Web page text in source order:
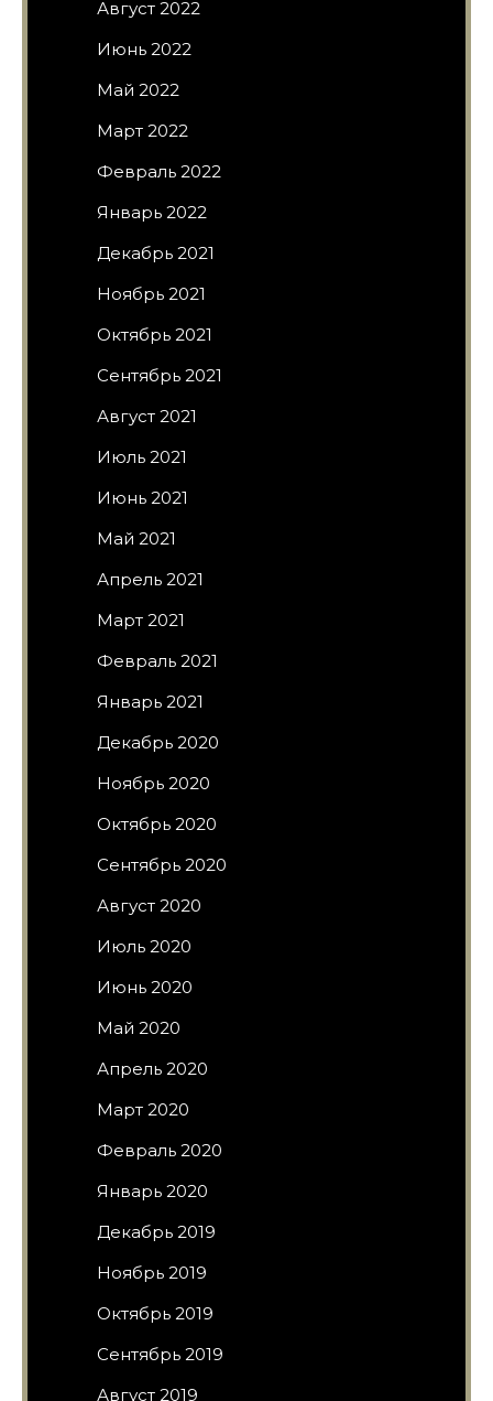
Август 2022
Июнь 2022
Май 2022
Март 2022
Февраль 2022
Январь 2022
Декабрь 2021
Ноябрь 2021
Октябрь 2021
Сентябрь 2021
Август 2021
Июль 2021
Июнь 2021
Май 2021
Апрель 2021
Март 2021
Февраль 2021
Январь 2021
Декабрь 2020
Ноябрь 2020
Октябрь 2020
Сентябрь 2020
Август 2020
Июль 2020
Июнь 2020
Май 2020
Апрель 2020
Март 2020
Февраль 2020
Январь 2020
Декабрь 2019
Ноябрь 2019
Октябрь 2019
Сентябрь 2019
Август 2019